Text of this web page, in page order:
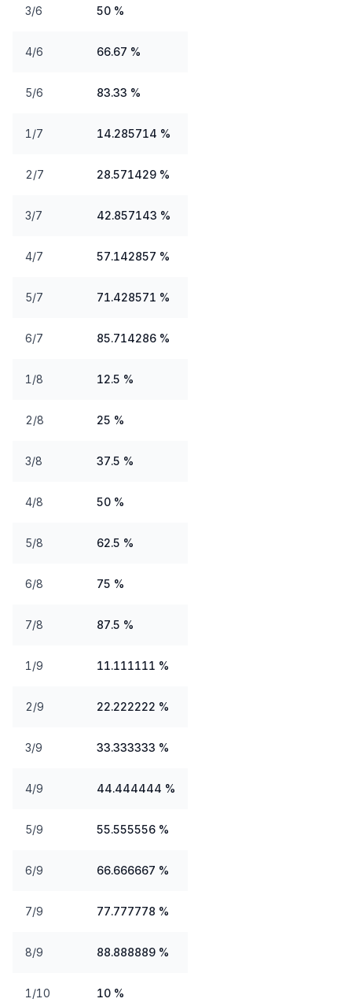
3/6 50 %
4/6 66.67 %
5/6 83.33 %
1/7 14.285714 %
2/7 28.571429 %
3/7 42.857143 %
4/7 57.142857 %
5/7 71.428571 %
6/7 85.714286 %
1/8 12.5 %
2/8 25 %
3/8 37.5 %
4/8 50 %
5/8 62.5 %
6/8 75 %
7/8 87.5 %
1/9 11.111111 %
2/9 22.222222 %
3/9 33.333333 %
4/9 44.444444 %
5/9 55.555556 %
6/9 66.666667 %
7/9 77.777778 %
8/9 88.888889 %
1/10 10 %